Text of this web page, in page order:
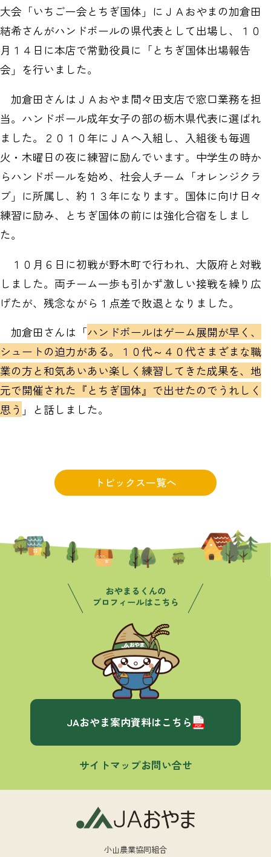
大会「いちご一会とちぎ国体」にＪＡおやまの加倉田
結希さんがハンドボールの県代表として出場し、１０
月１４日に本店で常勤役員に「とちぎ国体出場報告
会」を行いました。
加倉田さんはＪＡおやま間々田支店で窓口業務を担
当。ハンドボール成年女子の部の栃木県代表に選ばれ
ました。２０１０年にＪＡへ入組し、入組後も毎週
火・木曜日の夜に練習に励んでいます。中学生の時か
らハンドボールを始め、社会人チーム「オレンジクラ
ブ」に所属し、約１３年になります。国体に向け日々
練習に励み、とちぎ国体の前には強化合宿をしまし
た。
１０月６日に初戦が野木町で行われ、大阪府と対戦
しました。両チーム一歩も引かず激しい接戦を繰り広
げたが、残念ながら１点差で敗退となりました。
加倉田さんは「ハンドボールはゲーム展開が早く、
シュートの迫力がある。１０代～４０代さまざまな職
業の方と和気あいあい楽しく練習してきた成果を、地
元で開催された『とちぎ国体』で出せたのでうれしく
思う 」と話しました。
トピックス一覧へ
JAおやま案内資料はこちら
サイトマップお問い合せ
小山農業協同組合